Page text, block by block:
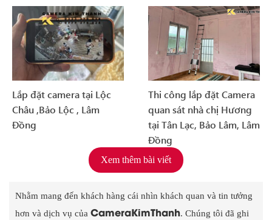
Lắp đặt camera tại Lộc
Châu ,Bảo Lộc , Lâm
Đồng
Thi công lắp đặt Camera
quan sát nhà chị Hương
tại Tân Lạc, Bảo Lâm, Lâm
Đồng
Xem thêm bài viết
Nhằm mang đến khách hàng cái nhìn khách quan và tin tưởng
hơn và dịch vụ của CameraKimThanh. Chúng tôi đã ghi